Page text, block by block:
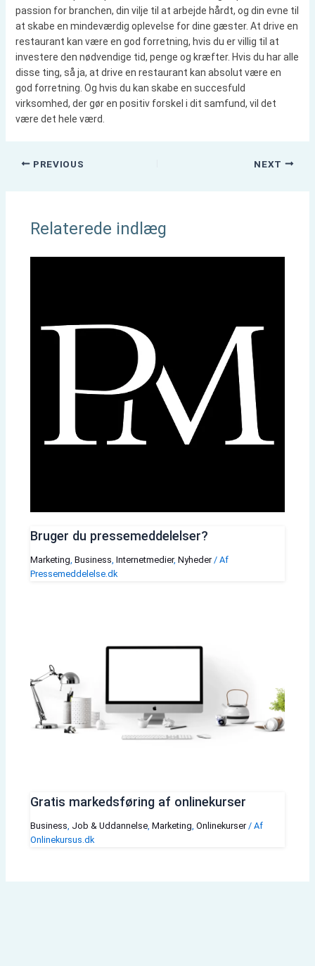
passion for branchen, din vilje til at arbejde hårdt, og din evne til
at skabe en mindeværdig oplevelse for dine gæster. At drive en
restaurant kan være en god forretning, hvis du er villig til at
investere den nødvendige tid, penge og kræfter. Hvis du har alle
disse ting, så ja, at drive en restaurant kan absolut være en
god forretning. Og hvis du kan skabe en succesfuld
virksomhed, der gør en positiv forskel i dit samfund, vil det
være det hele værd.
PREVIOUS NEXT
Relaterede indlæg
Bruger du pressemeddelelser?
Marketing Business Internetmedier, Nyheder/ Af
Pressemeddelelse.dk
Gratis markedsføring af onlinekurser
Business, Job & Uddannelse, Marketing, Onlinekurser/ Af
Onlinekursus.dk